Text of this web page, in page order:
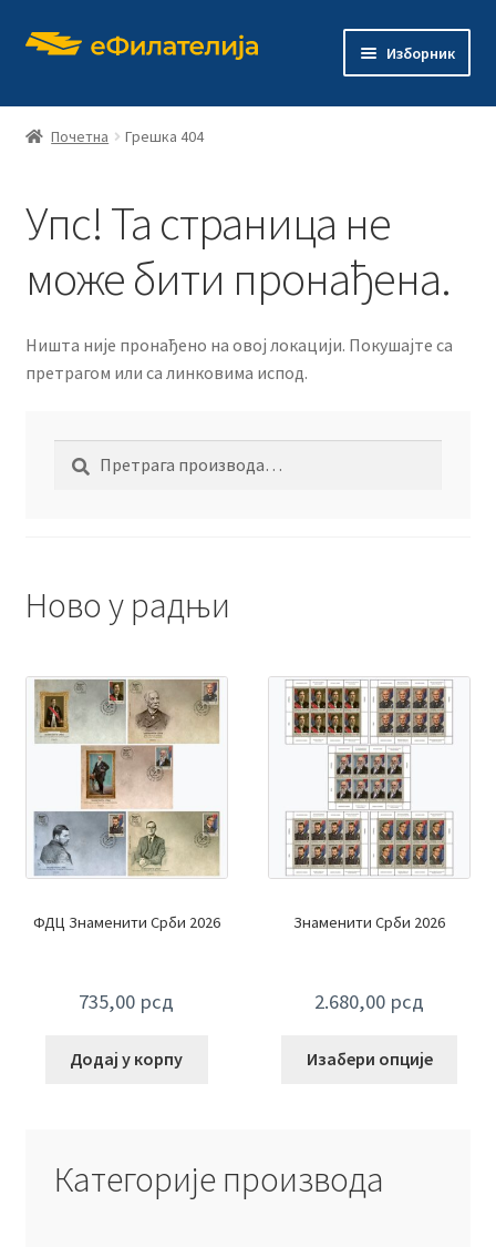
Прескочи
Скочи
Изборник
Почетна
Продавница
О филателији
Контакт
Почетна Грешка 404
Упс! Та страница не
може бити пронађена.
Ништа није пронађено на овој локацији. Покушајте са
претрагом или са линковима испод.
Претрага
Претражи
Ново у радњи
ФДЦ Знаменити Срби 2026
735,00 рсд
Додај у корпу
Знаменити Срби 2026
2.680,00 рсд
Изабери опције
Категорије производа